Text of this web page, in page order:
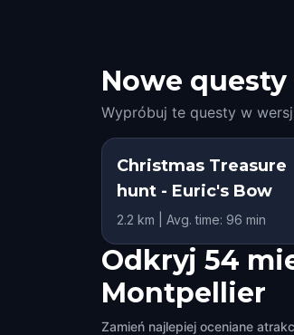
Nowe
Wypróbuj te questy w
Christmas Treasure
hunt - Euric's Bow
2.2 km | Avg. time: 96 min
Odkryj 54
Montpellier
Zamień najlepiej oceniane